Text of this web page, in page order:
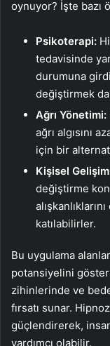
oynuyor? İşte bazı
Psikoterapi:
tedavisinde
durumuna
değiştirmek
Ağrı Yönetimi:
ağrı algısını
için bir
Kişisel
değiştirme
katılabilirler.
Bu uygulama
potansiyelini
zihinlerinde ve
fırsatı sunar.
güçlendirerek,
yardımcı olabilir.